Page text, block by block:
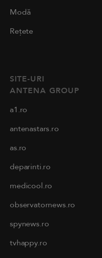
Modă
Rețete
SITE-URI
ANTENA GROUP
a1.ro
antenastars.ro
as.ro
deparinti.ro
medicool.ro
observatornews.ro
spynews.ro
tvhappy.ro